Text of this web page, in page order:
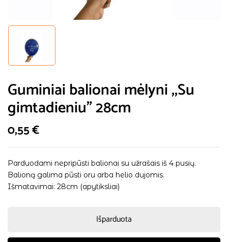
Guminiai balionai mėlyni ,,Su
gimtadieniu” 28cm
0,55€
Parduodami nepripūsti balionai su užrašais iš 4 pusių.
Balioną galima pūsti oru arba helio dujomis.
Išmatavimai: 28cm (apytiksliai)
Išparduota